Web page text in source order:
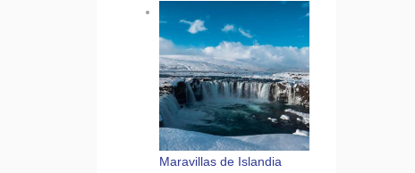
Maravillas de Islandia